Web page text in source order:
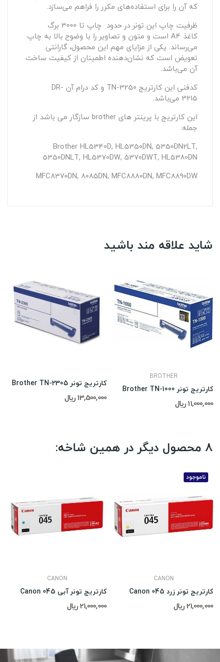
که آن را برای استفاده‌های مکرر را فراهم می‌سازد.
ظرفیت چاپ این تونر در حدود چاپ تا 3000 برگ
کاغذ A4 است و متون و تصاویر را با وضوح بالا به چاپ
می‌رساند. یکی از مزایای مهم این محصول، گارانتی
تعویض است که نشان‌دهنده اطمینان از کیفیت ساخت
آن می‌باشد.
کدفنی این کارتریج TN-3250 و کد درام آن DR-
3215 می‌باشد.
این کارتریج با پرینتر های brother سازگار می باشد از
جمله:
Brother HL5340D, HL5350DN, 5350DN2LT,
5350DNLT, HL5370DW, 5370DWT, HL5380DN
MFC8370DN, 8085DN, MFC8880DN, MFC8890DW
شاید علاقه مند باشید
کارتریج تونر Brother TN-2305
13,500,000 ریال
BROTHER
کارتریج تونر Brother TN-1000
11,000,000 ریال
8 محصول دیگر در همین شاخه:
CANON
کارتریج تونر آبی Canon 045
21,000,000 ریال
ناموجود
CANON
کارتریج تونر زرد Canon 045
21,000,000 ریال